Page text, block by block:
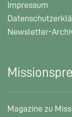
Impressum
Newsletter-
Magazine zu